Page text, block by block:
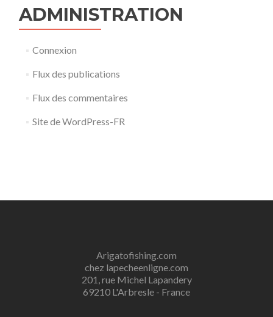
ADMINISTRATION
Connexion
Flux des publications
Flux des commentaires
Site de WordPress-FR
Arigatofishing.com
chez lapecheenligne.com
201, rue Michel Lapandery
69210 L'Arbresle - France